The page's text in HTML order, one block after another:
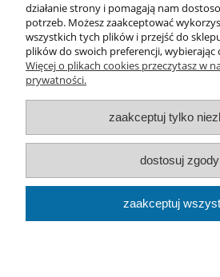
Pomoc
Moje konto
Informacje
O nas
Best Flow | Ludwika Rydygiera 19/
Tel: 661945198 Mail:
działanie strony i pomagają nam
potrzeb. Możesz zaakceptować
wszystkich tych plików i przejść do
plików do swoich preferencji, wybierając
Więcej o plikach cookies przeczytasz w
prywatności.
zaakceptuj tylko
dostosuj zgody
zaakceptuj